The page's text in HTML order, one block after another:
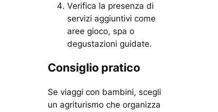
Verifica la presenza di
servizi aggiuntivi come
aree gioco, spa o
degustazioni guidate.
Consiglio pratico
Se viaggi con bambini, scegli
un agriturismo che organizza